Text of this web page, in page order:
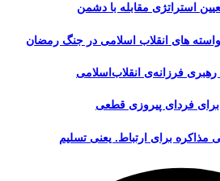
استراتژی مقابله با دشمن
های انقلاب اسلامی در جنگ رمضان
فرزانه‌ی انقلاب‌اسلامی
برای فردای پیروزی قطعی
مذاکره برای ارتباط. یعنی تسلیم